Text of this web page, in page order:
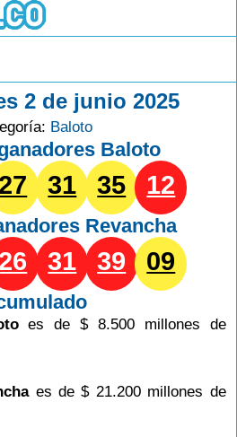
2 de junio 2025
Baloto
Baloto
27 31 35 12
Revancha
26 31 39 09
es de $ 8.500 millones de
es de $ 21.200 millones de